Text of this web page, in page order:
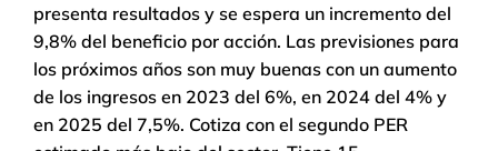
presenta resultados y se espera un incremento del
9,8% del beneficio por acción. Las previsiones para
los próximos años son muy buenas con un aumento
de los ingresos en 2023 del 6%, en 2024 del 4% y
en 2025 del 7,5%. Cotiza con el segundo PER